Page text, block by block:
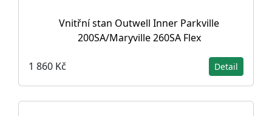
Vnitřní stan Outwell Inner Parkville
200SA/Maryville 260SA Flex
1 860 Kč Detail